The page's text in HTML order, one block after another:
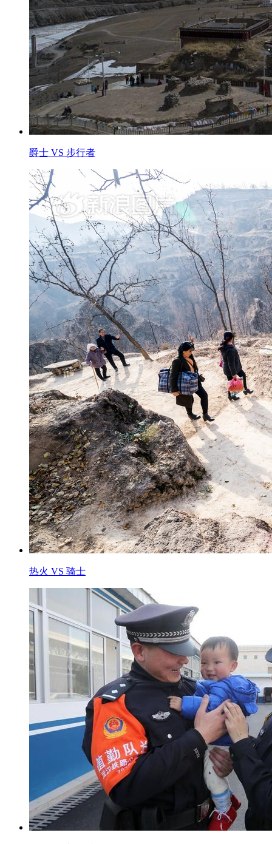
爵士 VS 步行者
热火 VS 骑士